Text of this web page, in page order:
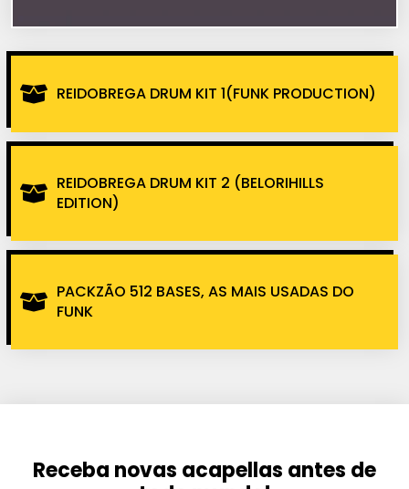
REIDOBREGA DRUM KIT 1(FUNK PRODUCTION)
REIDOBREGA DRUM KIT 2 (BELORIHILLS
EDITION)
PACKZÃO 512 BASES, AS MAIS USADAS DO
FUNK
Receba novas acapellas antes de